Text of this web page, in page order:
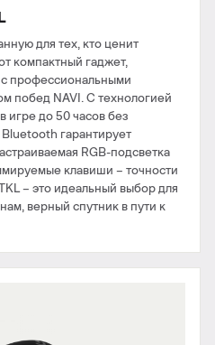
для тех, кто ценит
компактный гаджет,
профессиональными
побед NAVI. С технологией
игре до 50 часов без
гарантирует
RGB-подсветка
клавиши – точности
– это идеальный выбор для
верный спутник в пути к